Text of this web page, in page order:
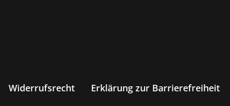
Widerrufsrecht Erklärung zur Barrierefreiheit